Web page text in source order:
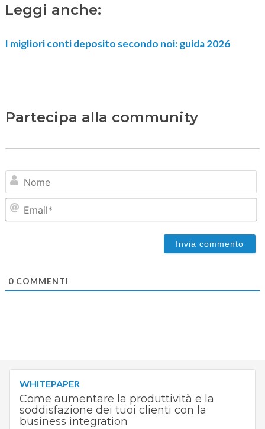
Leggi anche:
I migliori conti deposito secondo noi: guida 2026
Partecipa alla community
0COMMENTI
WHITEPAPER
Come aumentare la produttività e la
soddisfazione dei tuoi clienti con la
business integration